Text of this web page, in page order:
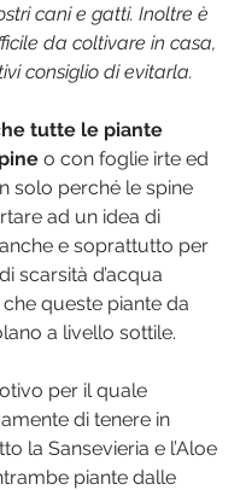
cani e gatti. Inoltre è
da coltivare in casa,
consiglio di evitarla.
tutte le piante
o con foglie irte ed
solo perché le spine
ad un idea di
e soprattutto per
scarsità d’acqua
che queste piante da
a livello sottile.
per il quale
di tenere in
la Sansevieria e l’Aloe
piante dalle